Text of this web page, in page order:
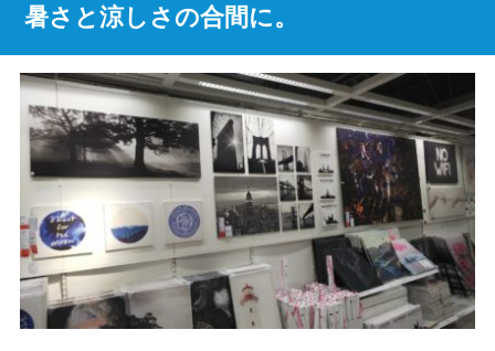
暑さと涼しさの合間に。